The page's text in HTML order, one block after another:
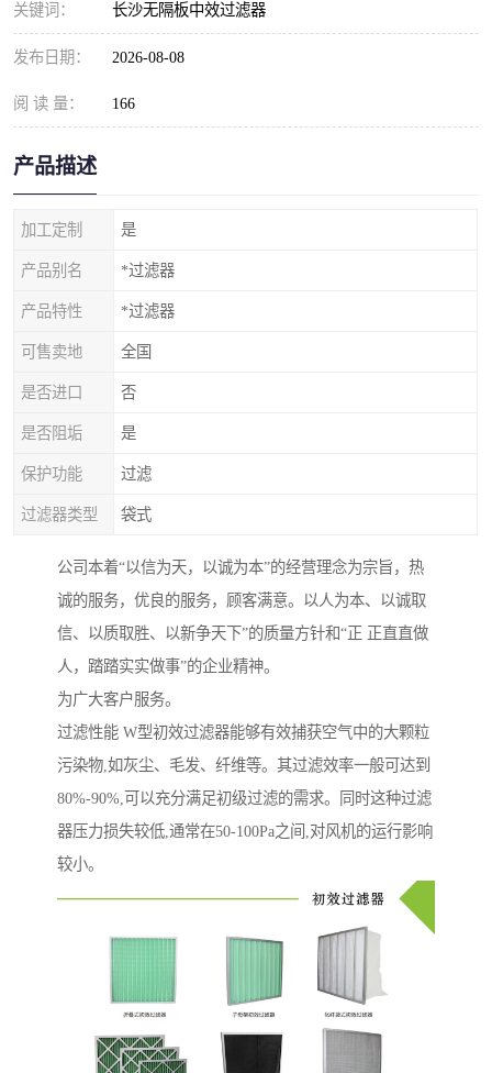
关键词： 长沙无隔板中效过滤器
发布日期： 2026-08-08
阅 读 量： 166
产品描述
加工定制 是
产品别名 *过滤器
产品特性 *过滤器
可售卖地 全国
是否进口 否
是否阻垢 是
保护功能 过滤
过滤器类型 袋式
公司本着“以信为天，以诚为本”的经营理念为宗旨，热
诚的服务，优良的服务，顾客满意。以人为本、以诚取
信、以质取胜、以新争天下”的质量方针和“正 正直直做
人，踏踏实实做事”的企业精神。
为广大客户服务。
过滤性能 W型初效过滤器能够有效捕获空气中的大颗粒
污染物,如灰尘、毛发、纤维等。其过滤效率一般可达到
80%-90%,可以充分满足初级过滤的需求。同时这种过滤
器压力损失较低,通常在50-100Pa之间,对风机的运行影响
较小。